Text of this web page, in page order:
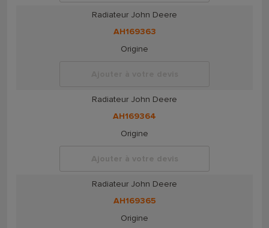
Radiateur John Deere
AH169363
Origine
Radiateur John Deere
AH169364
Origine
Ajouter à votre devis
Radiateur John Deere
AH169365
Origine